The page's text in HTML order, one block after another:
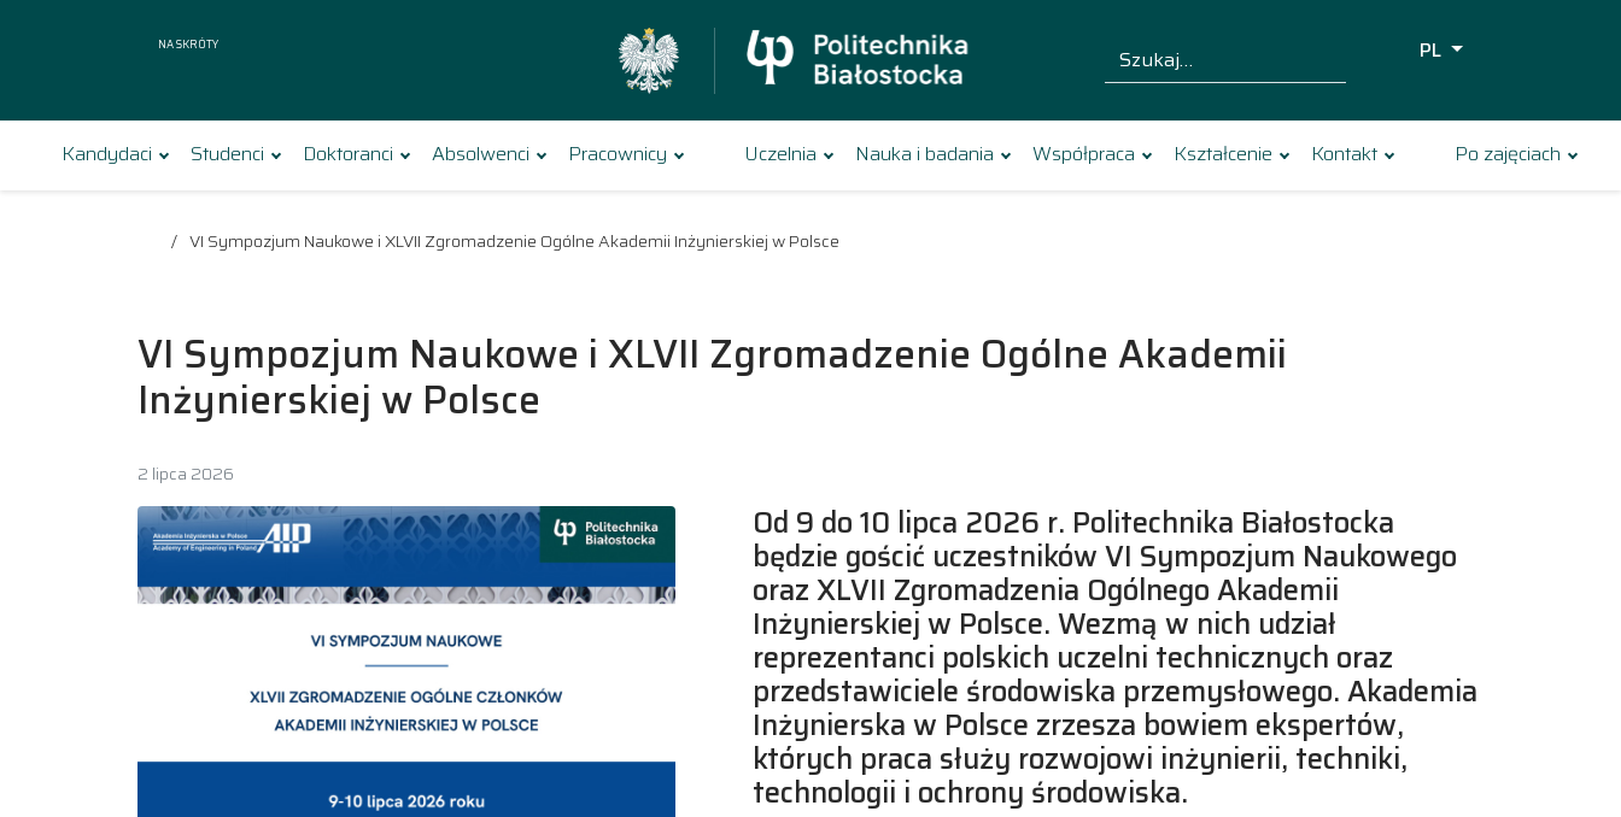
Na skróty Szukaj dla:
PL
Kandydaci Studenci Doktoranci Absolwenci Pracownicy Uczelnia Nauka i badania Współpraca Kształcenie Kontakt Po zajęciach
VI Sympozjum Naukowe i XLVII Zgromadzenie Ogólne Akademii Inżynierskiej w Polsce
VI Sympozjum Naukowe i XLVII Zgromadzenie Ogólne Akademii
Inżynierskiej w Polsce
2 lipca 2026
Od 9 do 10 lipca 2026 r. Politechnika Białostocka
będzie gościć uczestników VI Sympozjum Naukowego
oraz XLVII Zgromadzenia Ogólnego Akademii
Inżynierskiej w Polsce. Wezmą w nich udział
reprezentanci polskich uczelni technicznych oraz
przedstawiciele środowiska przemysłowego. Akademia
Inżynierska w Polsce zrzesza bowiem ekspertów,
których praca służy rozwojowi inżynierii, techniki,
technologii i ochrony środowiska.